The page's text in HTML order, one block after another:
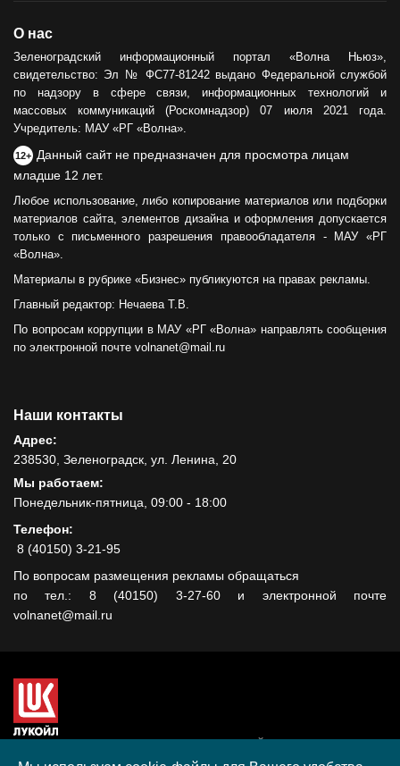
О нас
Зеленоградский информационный портал «Волна Ньюз»,
свидетельство: Эл № ФС77-81242 выдано Федеральной службой
по надзору в сфере связи, информационных технологий и
массовых коммуникаций (Роскомнадзор) 07 июля 2021 года.
Учредитель: МАУ «РГ «Волна».
12+ Данный сайт не предназначен для просмотра лицам
младше 12 лет.
Любое использование, либо копирование материалов или подборки
материалов сайта, элементов дизайна и оформления допускается
только с письменного разрешения правообладателя - МАУ «РГ
«Волна».
Материалы в рубрике «Бизнес» публикуются на правах рекламы.
Главный редактор: Нечаева Т.В.
По вопросам коррупции в МАУ «РГ «Волна» направлять сообщения
по электронной почте volnanet@mail.ru
Наши контакты
Адрес:
238530, Зеленоградск, ул. Ленина, 20
Мы работаем:
Понедельник-пятница, 09:00 - 18:00
Телефон:
8 (40150) 3-21-95
По вопросам размещения рекламы обращаться
по тел.: 8 (40150) 3-27-60 и электронной почте
volnanet@mail.ru
гранта, полученного в рамках XIII Конкурса социальных и